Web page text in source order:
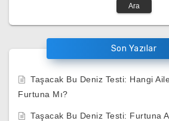
Son Yazılar
Taşacak Bu Deniz Testi: Hangi
Furtuna Mı?
Taşacak Bu Deniz Testi: Furtuna